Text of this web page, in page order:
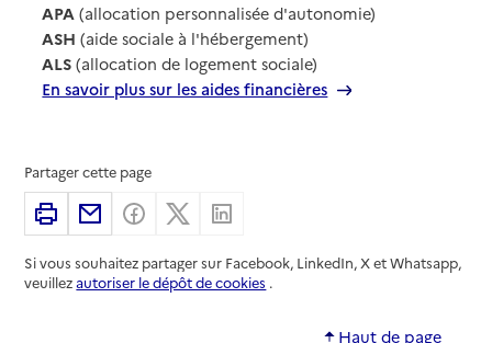
APA (allocation personnalisée d'autonomie)
ASH (aide sociale à l'hébergement)
ALS (allocation de logement sociale)
En savoir plus sur les aides financières
Partager cette page
ImprimerPartager par email
Partager sur Facebook
Partager sur X
Si vous souhaitez partager sur Facebook, LinkedIn, X et Whatsapp,
veuillezautoriser le dépôt de cookies .
Haut de page